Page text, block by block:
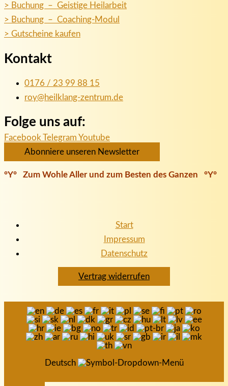
> Buchung – Geistige Heilarbeit
> Buchung – Coaching-Modul
> Gutscheine kaufen
Kontakt
0176 / 23 99 88 15
roy@heilklang-zentrum.de
Folge uns auf:
Facebook Telegram Youtube
Abonniere unseren Newsletter
°Y° Zum Wohle Aller und zum Besten des Ganzen °Y°
Start
Impressum
Datenschutz
Vertrag widerrufen
Deutsch